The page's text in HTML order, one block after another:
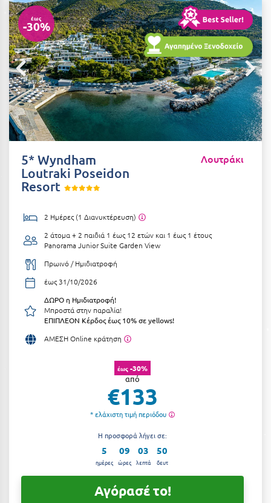
Αιδηψός
Αλεξανδρούπολη
Αλισσός Αχαΐας
Αλόννησος
Αμαλιάδα
Αμάρυνθος
Αμφίκλεια
Ανάβυσσος
Άνδρος
Αντίπαρος
Αράχωβα
Αργολίδα
Αριδαία
Αρκαδία
ΤΎΠΟΣ ΔΙΑΤΡΟΦΉΣ
Διαμονή Μόνο
Πρωινό
Ημιδιατροφή
Ημιδιατροφή + Ποτά
Πλήρης Διατροφή
Ένα Γεύμα
Δύο Γεύματα + Ποτά
ΤΎΠΟΣ ΚΑΤΑΛΎΜΑΤΟΣ
Ξενοδοχεία 1 Αστέρι
Ξενοδοχεία 2 Αστέρων
Ξενοδοχεία 3 Αστέρων
Ξενοδοχεία 4 Αστέρων
Ξενοδοχεία 5 Αστέρων
Boutique Hotels
έως
-30%
5* Wyndham
Loutraki Poseidon
Resort
Λουτράκι
2 Ημέρες (1 Διανυκτέρευση)
2 άτομα + 2 παιδιά 1 έως 12 ετών και 1 έως 1 έτους
Panorama Junior Suite Garden View
Πρωινό / Ημιδιατροφή
έως 31/10/2026
ΔΩΡΟ η Ημιδιατροφή!
Μπροστά στην παραλία!
ΕΠΙΠΛΕΟΝ Κέρδος έως 10% σε yellows!
ΑΜΕΣΗ Online κράτηση
έως -30%
από
€133
* ελάχιστη τιμή περιόδου
Η προσφορά λήγει σε:
5
ημέρες
09
ώρες
03
λεπτά
50
δευτ
Αγόρασέ το!